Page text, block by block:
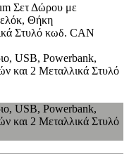
Σετ Δώρου με
Θήκη
Στυλό κωδ. CAN